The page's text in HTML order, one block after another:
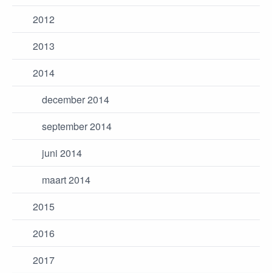
2012
2013
2014
december 2014
september 2014
juni 2014
maart 2014
2015
2016
2017